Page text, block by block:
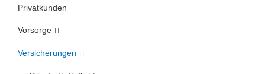
Privatkunden
Vorsorge
Versicherungen